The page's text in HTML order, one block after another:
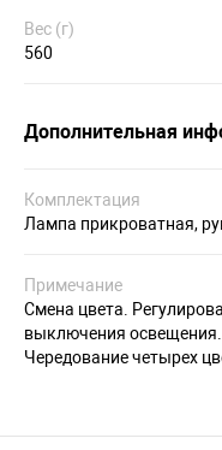
Вес (г)
560
Дополнительная
Комплектация
Лампа прикроватная,
Примечание
Смена цвета.
выключения освещения.
Чередование четырех